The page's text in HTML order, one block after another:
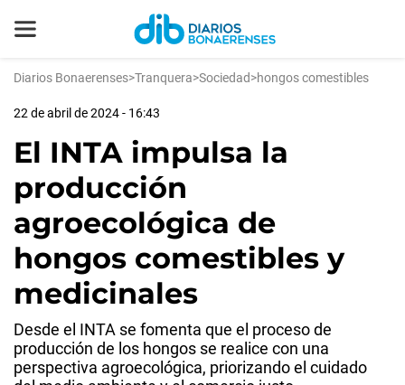
Diarios Bonaerenses>Tranquera>Sociedad>hongos comestibles
22 de abril de 2024 - 16:43
El INTA impulsa la
producción
agroecológica de
hongos comestibles y
medicinales
Desde el INTA se fomenta que el proceso de
producción de los hongos se realice con una
perspectiva agroecológica, priorizando el cuidado